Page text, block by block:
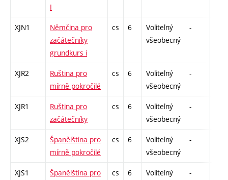
I
XJN1
Němčina pro
začátečníky
grundkurs i
cs 6
Volitelný
všeobecný
-
XJR2
Ruština pro
mírně pokročilé
cs 6
Volitelný
všeobecný
-
XJR1
Ruština pro
začátečníky
cs 6
Volitelný
všeobecný
-
XJS2
Španělština pro
mírně pokročilé
cs 6
Volitelný
všeobecný
-
XJS1
Španělština pro
cs 6
Volitelný
-